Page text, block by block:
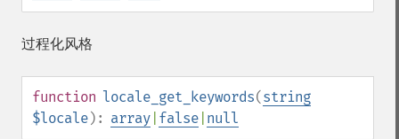
过程化风格
function locale_get_keywords(string
$locale): array false null